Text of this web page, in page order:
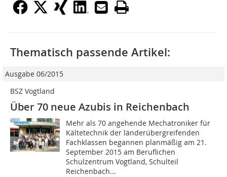
Thematisch passende Artikel:
Ausgabe 06/2015
BSZ Vogtland
Über 70 neue Azubis in Reichenbach
Mehr als 70 angehende Mecha­troniker für
Kältetechnik der länderübergreifenden
Fachklassen begannen planmäßig am 21.
September 2015 am Beruflichen
Schulzentrum Vogtland, Schulteil
Reichenbach...